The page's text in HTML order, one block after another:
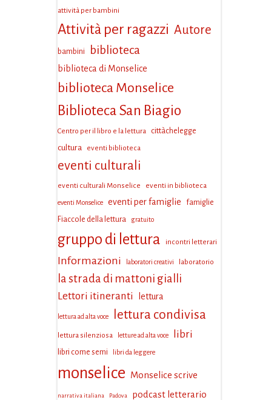
attività per bambini
Attività per ragazzi Autore
bambini biblioteca
biblioteca di Monselice
biblioteca Monselice
Biblioteca San Biagio
Centro per il libro e la lettura cittàchelegge
cultura eventi biblioteca
eventi culturali
eventi culturali Monselice eventi in biblioteca
eventi Monselice eventi per famiglie
famiglie
Fiaccole della lettura
gratuito
gruppo di lettura incontri letterari
Informazioni laboratori creativi laboratorio
la strada di mattoni gialli
Lettori itineranti lettura
lettura ad alta voce lettura condivisa
lettura silenziosa letture ad alta voce libri
libri come semi libri da leggere
monselice Monselice scrive
narrativa italiana Padova podcast letterario